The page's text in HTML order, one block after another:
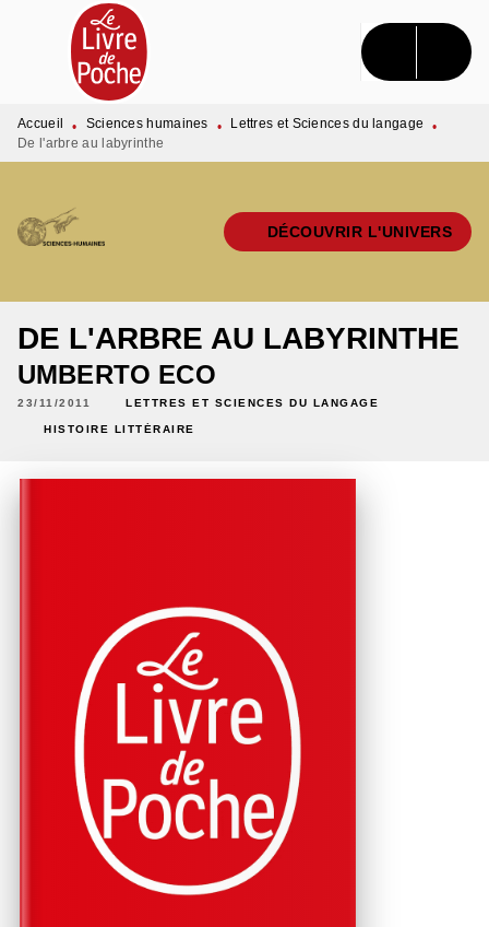
MENU RECHERCHE CONTENU
PIED DE PAGE
Accueil • Sciences humaines • Lettres et Sciences du langage
•
De l'arbre au labyrinthe
DÉCOUVRIR L'UNIVERS
DE L'ARBRE AU LABYRINTHE
UMBERTO ECO
23/11/2011 LETTRES ET SCIENCES DU LANGAGE
HISTOIRE LITTÉRAIRE